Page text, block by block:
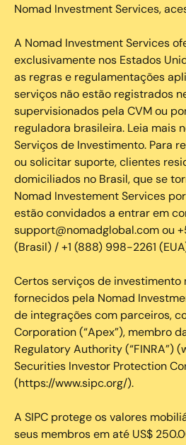
Nomad Investment Services,
A Nomad Investment Services
exclusivamente nos Estados
as regras e regulamentações
serviços não estão registrados
supervisionados pela CVM ou
reguladora brasileira. Leia mais
Serviços de Investimento. Para
ou solicitar suporte, clientes
domiciliados no Brasil, que se
Nomad Investement Services
estão convidados a entrar em
support@nomadglobal.com ou
(Brasil) / +1 (888) 998-2261
Certos serviços de investimento
fornecidos pela Nomad
de integrações com parceiros,
Corporation (“Apex”), membro
Regulatory Authority (“FINRA”)
Securities Investor Protection
(https://www.sipc.org/).
A SIPC protege os valores
seus membros em até US$